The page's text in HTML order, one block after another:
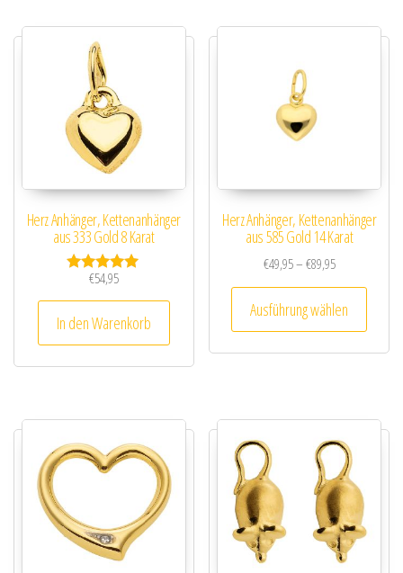
Herz Anhänger, Kettenanhänger
aus 333 Gold 8 Karat
Bewertet mit
€54,95
In den Warenkorb
Herz Anhänger, Kettenanhänger
aus 585 Gold 14 Karat
€49,95–€89,95Preisspanne:
Ausführung wählen